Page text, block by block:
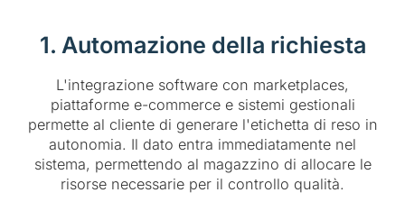
1. Automazione della richiesta
L'integrazione software con marketplaces,
piattaforme e-commerce e sistemi gestionali
permette al cliente di generare l'etichetta di reso in
autonomia. Il dato entra immediatamente nel
sistema, permettendo al magazzino di allocare le
risorse necessarie per il controllo qualità.